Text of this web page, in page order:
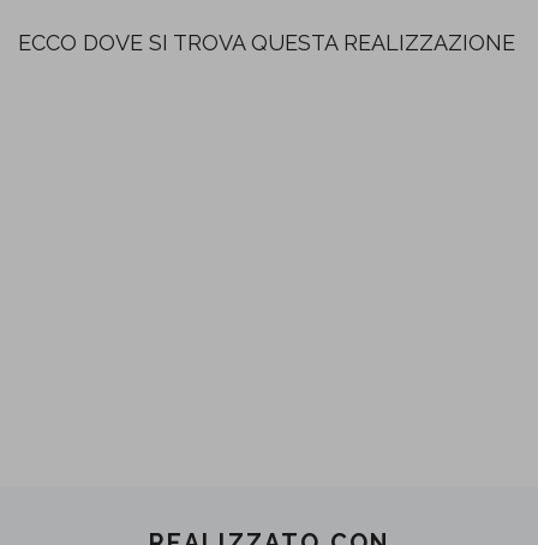
ECCO DOVE SI TROVA QUESTA REALIZZAZIONE